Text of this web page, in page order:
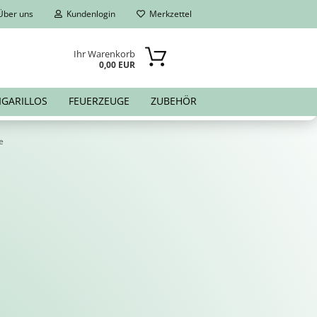
uns Kundenlogin Merkzettel
Ihr Warenkorb
0,00 EUR
FEUERZEUGE ZUBEHÖR